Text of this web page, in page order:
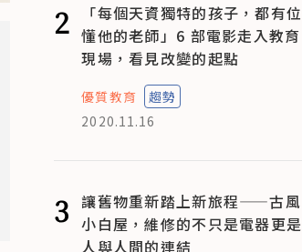
2
「每個天資獨特的孩子，都有位
懂他的老師」6 部電影走入教育
現場，看見改變的起點
優質教育
趨勢
2020.11.16
3
讓舊物重新踏上新旅程——古風
小白屋，維修的不只是電器更是
人與人間的連結